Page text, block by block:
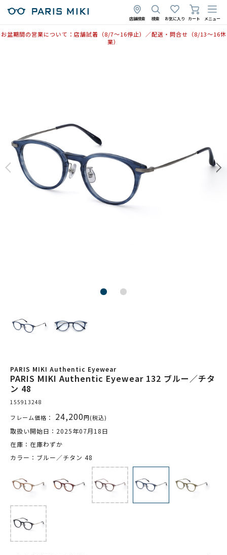
店舗検索 検索 お気に入り カート メニュー
お盆期間の営業について：店舗試着（8/7〜16停止）／配送・問合せ（8/13〜16休
業）
PARIS MIKI Authentic Eyewear
PARIS MIKI Authentic Eyewear 132 ブルー／チタ
ン 48
155913248
フレーム価格： 24,200円(税込)
取扱い開始日：2025年07月18日
在庫：在庫わずか
カラー：ブルー／チタン 48